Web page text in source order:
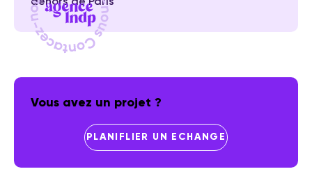
dehors de Paris
Vous avez un projet ?
PLANIFLIER UN ECHANGE